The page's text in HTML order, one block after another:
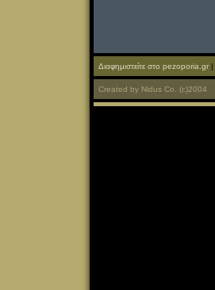
Διαφημιστείτε στο pezoporia.gr |
Created by Nidus Co. (c)2004